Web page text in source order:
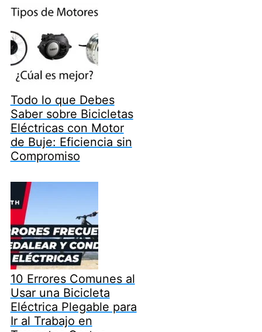
Todo lo que Debes
Saber sobre Bicicletas
Eléctricas con Motor
de Buje: Eficiencia sin
Compromiso
10 Errores Comunes al
Usar una Bicicleta
Eléctrica Plegable para
Ir al Trabajo en